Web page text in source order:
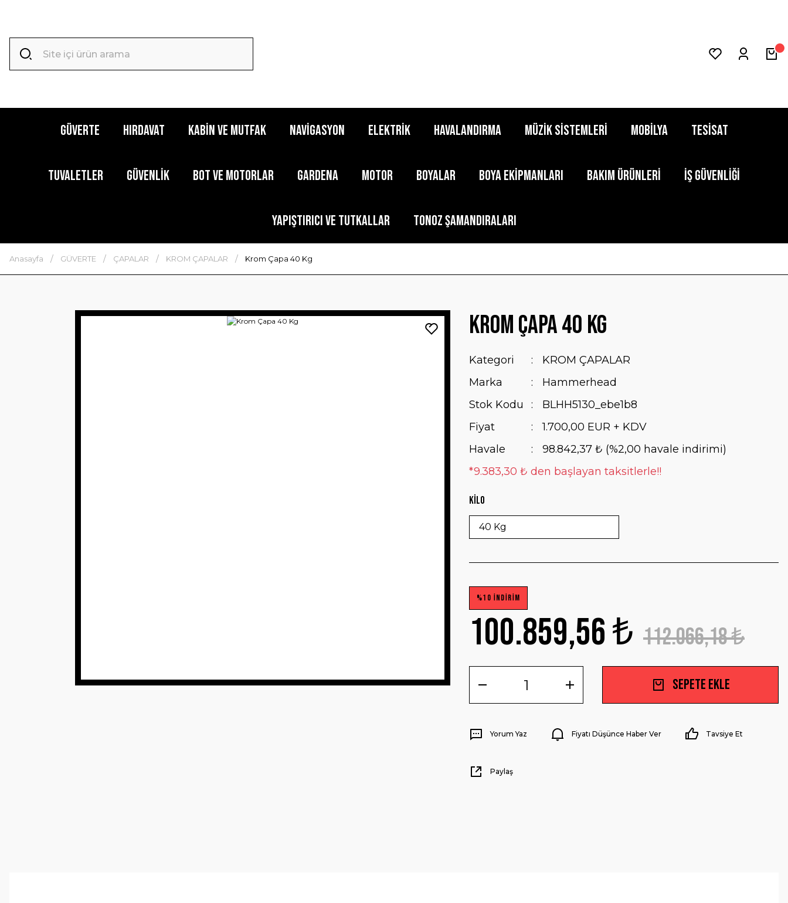
GÜVERTE HIRDAVAT KABİN ve MUTFAK NAVİGASYON ELEKTRİK HAVALANDIRMA MÜZİK SİSTEMLERİ MOBİLYA TESİSAT
TUVALETLER GÜVENLİK BOT ve MOTORLAR GARDENA MOTOR BOYALAR BOYA EKİPMANLARI BAKIM ÜRÜNLERİ İŞ GÜVENLİĞİ
YAPIŞTIRICI ve TUTKALLAR TONOZ ŞAMANDIRALARI
Anasayfa GÜVERTE ÇAPALAR KROM ÇAPALAR Krom Çapa 40 Kg
Krom Çapa 40 Kg
Kategori
KROM ÇAPALAR
Marka
Hammerhead
Stok Kodu
BLHH5130_ebe1b8
Fiyat
1.700,00 EUR + KDV
Havale
98.842,37 ₺ (%2,00 havale indirimi)
*9.383,30 ₺ den başlayan taksitlerle!!
Kilo
%10 İNDİRİM
100.859,56 ₺ 112.066,18 ₺
Sepete Ekle
Yorum Yaz Fiyatı Düşünce Haber Ver Tavsiye Et
Paylaş